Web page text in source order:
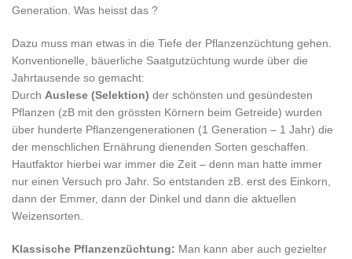
Generation. Was heisst das ?
Dazu muss man etwas in die Tiefe der Pflanzenzüchtung gehen.
Konventionelle, bäuerliche Saatgutzüchtung wurde über die
Jahrtausende so gemacht:
Durch Auslese (Selektion) der schönsten und gesündesten
Pflanzen (zB mit den grössten Körnern beim Getreide) wurden
über hunderte Pflanzengenerationen (1 Generation – 1 Jahr) die
der menschlichen Ernährung dienenden Sorten geschaffen.
Hautfaktor hierbei war immer die Zeit – denn man hatte immer
nur einen Versuch pro Jahr. So entstanden zB. erst des Einkorn,
dann der Emmer, dann der Dinkel und dann die aktuellen
Weizensorten.
Klassische Pflanzenzüchtung: Man kann aber auch gezielter